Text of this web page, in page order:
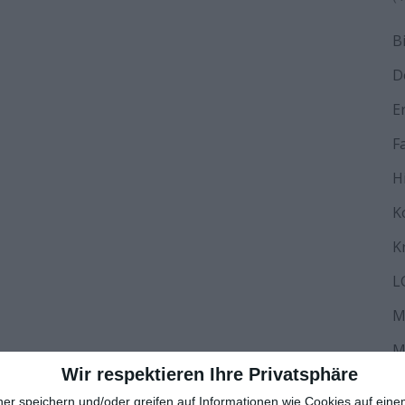
Wir respektieren Ihre Privatsphäre
speichern und/oder greifen auf Informationen wie Cookies auf